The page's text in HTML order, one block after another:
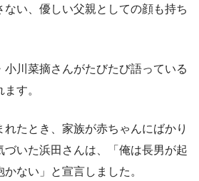
い、優しい父親としての顔も持ち
小川菜摘さんがたびたび語っている
す。
たとき、家族が赤ちゃんにばかり
づいた浜田さんは、「俺は長男が起
ない」と宣言しました。